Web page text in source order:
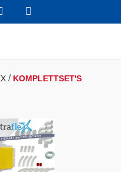
KOMPLETTSET'S